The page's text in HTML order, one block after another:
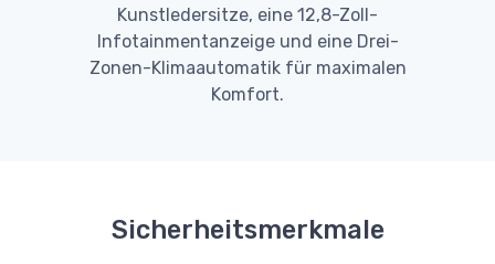
Kunstledersitze, eine 12,8-Zoll-
Infotainmentanzeige und eine Drei-
Zonen-Klimaautomatik für maximalen
Komfort.
Sicherheitsmerkmale